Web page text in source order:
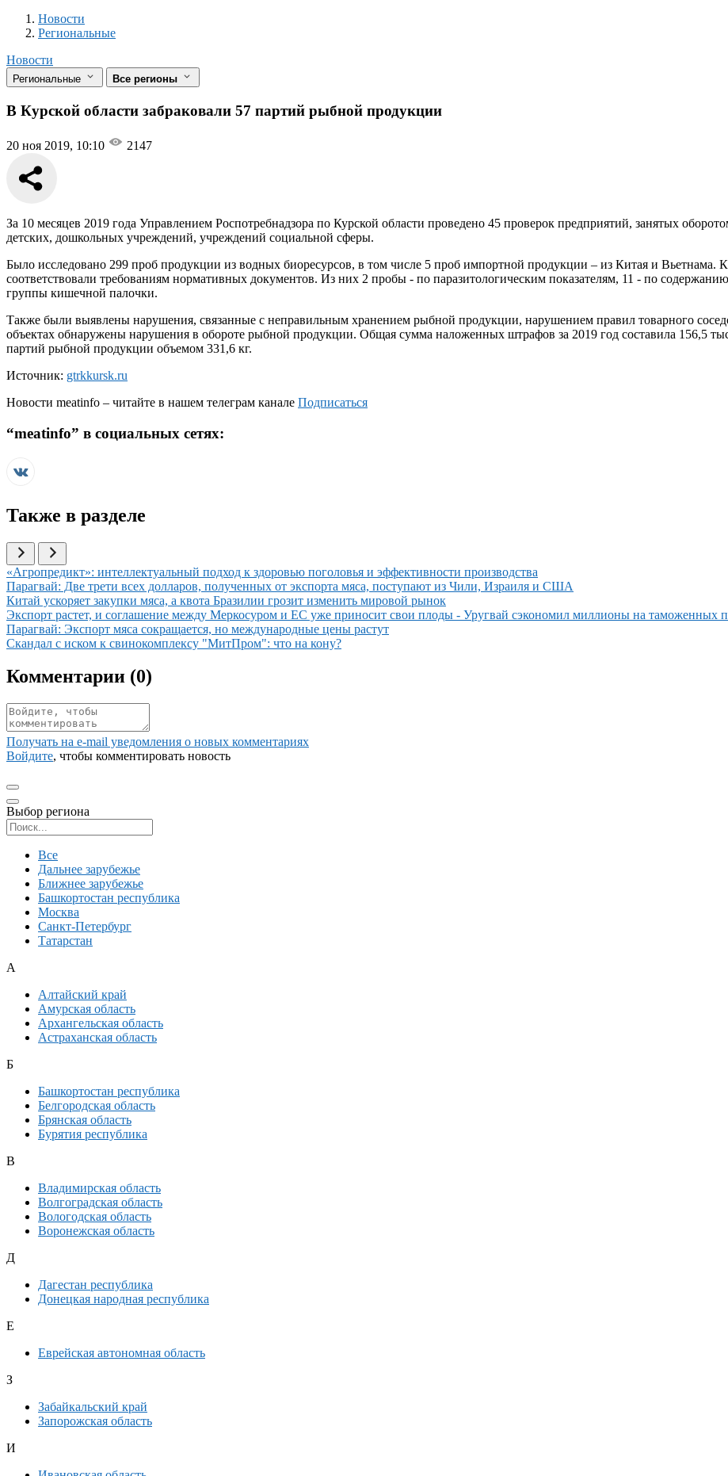
Новости
Разделы
Новости
Региональные
Новости
Региональные Все регионы
В Курской области забраковали 57 партий рыбной продукции
20 ноя 2019, 10:10 2147
За 10 месяцев 2019 года Управлением Роспотребнадзора по Курской области проведено 45 проверок предприятий, занятых
детских, дошкольных учреждений, учреждений социальной сферы.
Было исследовано 299 проб продукции из водных биоресурсов, в том числе 5 проб импортной продукции – из Китая и Вьетнама.
соответствовали требованиям нормативных документов. Из них 2 пробы - по паразитологическим показателям, 11 - по
группы кишечной палочки.
Также были выявлены нарушения, связанные с неправильным хранением рыбной продукции, нарушением правил товарного
объектах обнаружены нарушения в обороте рыбной продукции. Общая сумма наложенных штрафов за 2019 год составила 156,5
партий рыбной продукции объемом 331,6 кг.
Источник: gtrkkursk.ru
Новости meatinfo – читайте в нашем телеграм канале Подписаться
“meatinfo” в социальных сетях:
Также в разделе
Иллюстрация новости
«Агропредикт»: интеллектуальный подход к здоровью поголовья и эффективности производства
Иллюстрация новости
Парагвай: Две трети всех долларов, полученных от экспорта мяса, поступают из Чили, Израиля и США
Иллюстрация новости
Китай ускоряет закупки мяса, а квота Бразилии грозит изменить мировой рынок
Иллюстрация новости
Экспорт растет, и соглашение между Меркосуром и ЕС уже приносит свои плоды - Уругвай сэкономил миллионы на таможенных
Иллюстрация новости
Парагвай: Экспорт мяса сокращается, но международные цены растут
Иллюстрация новости
Скандал с иском к свинокомплексу "МитПром": что на кону?
Комментарии (0)
Получать на e‑mail уведомления о новых комментариях
Войдите, чтобы комментировать новость
Выбор региона
Все
Дальнее зарубежье
Ближнее зарубежье
Башкортостан республика
Москва
Санкт-Петербург
Татарстан
А
Алтайский край
Амурская область
Архангельская область
Астраханская область
Б
Башкортостан республика
Белгородская область
Брянская область
Бурятия республика
В
Владимирская область
Волгоградская область
Вологодская область
Воронежская область
Д
Дагестан республика
Донецкая народная республика
Е
Еврейская автономная область
З
Забайкальский край
Запорожская область
И